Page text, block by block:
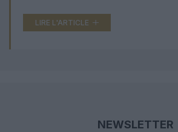
LIRE L'ARTICLE
NEWSLETTER